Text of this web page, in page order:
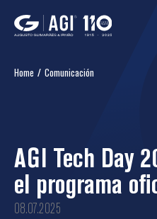
Home / Comunicación
AGI Tech Day
el programa
08.07.2025